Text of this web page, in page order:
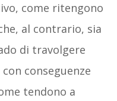
come ritengono
al contrario, sia
di travolgere
conseguenze
tendono a